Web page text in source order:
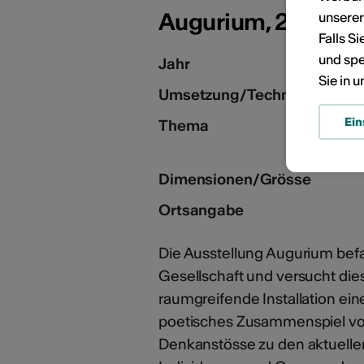
Augurium, 2020
Jahr
Umsetzung/Technik
Thema
Dimensionen/Grösse
Ortsangabe
Die Ausstellung Augurium
Gesellschaft und versucht
raumgreifende Installation
poetisches Zusammenspiel
Denkanstösse zu den
Falls
und
Sie in